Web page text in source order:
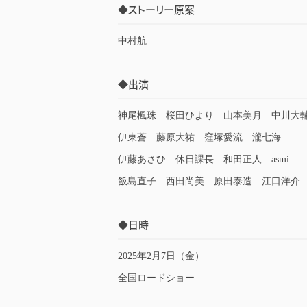
◆ストーリー原案
中村航
◆出演
神尾楓珠 桜田ひより 山本美月 中川大
伊東蒼 藤原大祐 窪塚愛流 瀧七海
伊藤あさひ 休日課長 和田正人 asmi
飯島直子 西田尚美 原田泰造 江口洋介
◆日時
2025年2月7日（金）
全国ロードショー